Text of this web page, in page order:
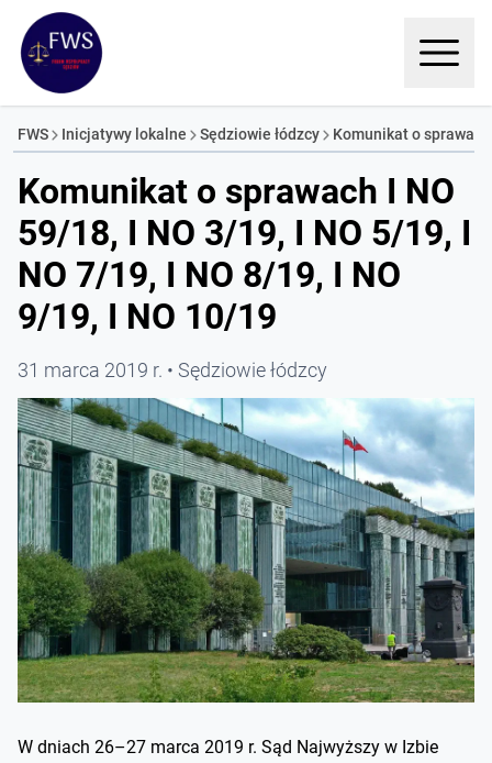
FWS Inicjatywy lokalne Sędziowie łódzcy Komunikat o
Komunikat o sprawach I NO
59/18, I NO 3/19, I NO 5/19, I
NO 7/19, I NO 8/19, I NO
9/19, I NO 10/19
31 marca 2019 r. Sędziowie łódzcy
W dniach 26–27 marca 2019 r. Sąd Najwyższy w Izbie